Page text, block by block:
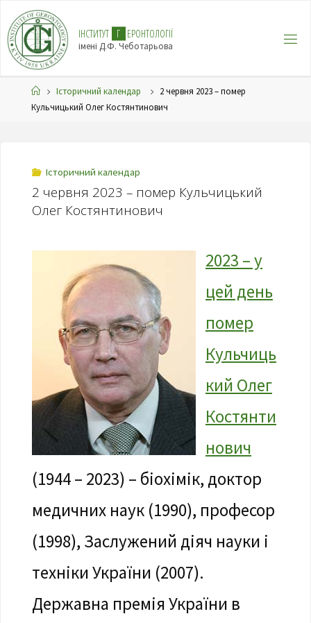
ІНСТИТУТ Г ЕРОНТОЛОГІЇ
імені Д.Ф. Чеботарьова
Історичний календар
2 червня 2023 – помер
Кульчицький Олег Костянтинович
Історичний календар
2 червня 2023 – помер Кульчицький
Олег Костянтинович
2023 – у
цей день
помер
Кульчиць
кий Олег
Костянти
нович
(1944 – 2023) – біохімік, доктор
медичних наук (1990), професор
(1998), Заслужений діяч науки і
техніки України (2007).
Державна премія України в